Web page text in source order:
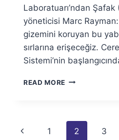
Laboratuarı’ndan
yöneticisi Marc
gizemini koruyan bu
sırlarına erişeceğiz.
Sistemi’nin
READ MORE ŞAFAK’TAN
Page
Previous
1 2 3